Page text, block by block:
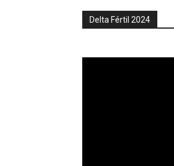
Delta Fértil 2024